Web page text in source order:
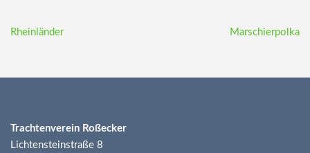
Beitragsnavigation
Rheinländer Marschierpolka
Trachtenverein Roßecker
Lichtensteinstraße 8